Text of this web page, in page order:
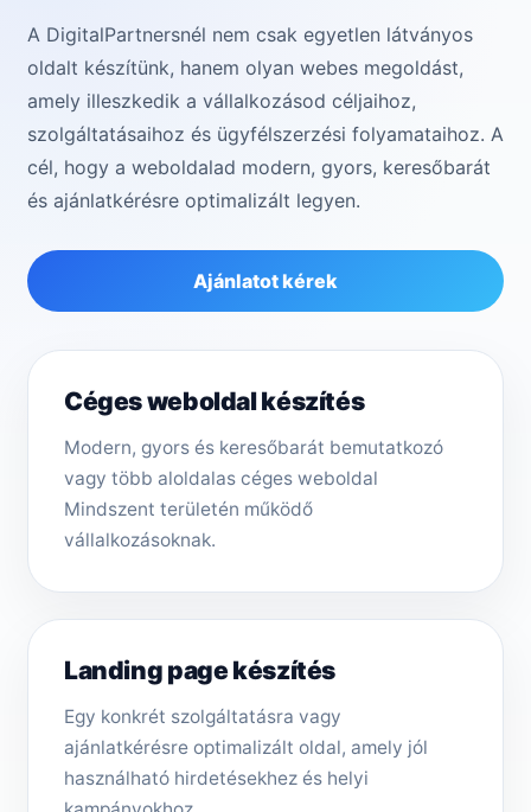
A DigitalPartnersnél nem csak egyetlen látványos
oldalt készítünk, hanem olyan webes megoldást,
amely illeszkedik a vállalkozásod céljaihoz,
szolgáltatásaihoz és ügyfélszerzési folyamataihoz. A
cél, hogy a weboldalad modern, gyors, keresőbarát
és ajánlatkérésre optimalizált legyen.
Ajánlatot kérek
Céges weboldal készítés
Modern, gyors és keresőbarát bemutatkozó
vagy több aloldalas céges weboldal
Mindszent területén működő
vállalkozásoknak.
Landing page készítés
Egy konkrét szolgáltatásra vagy
ajánlatkérésre optimalizált oldal, amely jól
használható hirdetésekhez és helyi